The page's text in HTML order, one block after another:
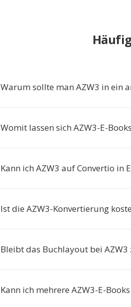
Warum sollte man AZW3 in ein
Womit lassen sich AZW3-E-
Kann ich AZW3 auf Convertio in
Ist die AZW3-Konvertierung
Bleibt das Buchlayout bei AZW3
Kann ich mehrere AZW3-E-